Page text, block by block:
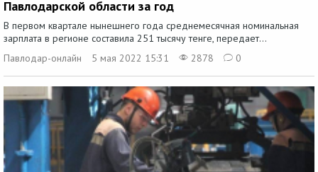
Павлодарской области за год
В первом квартале нынешнего года среднемесячная номинальная
зарплата в регионе составила 251 тысячу тенге, передает...
Павлодар-онлайн
5 мая 2022 15:31 2878 0